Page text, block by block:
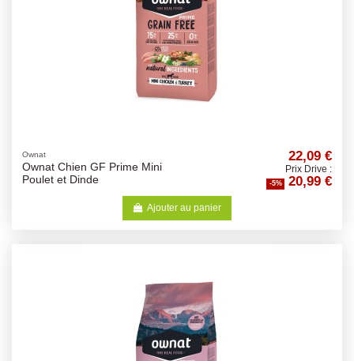
Ownat
Ownat Chien GF Prime Mini
Poulet et Dinde
22,09 €
Prix Drive :
-5% 20,99 €
Ajouter au panier